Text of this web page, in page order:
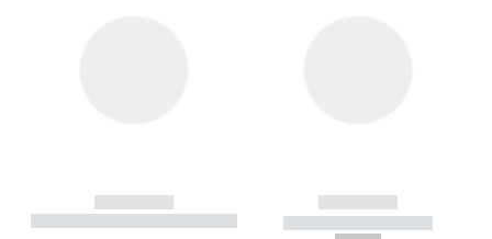
------------
----------- ----------- --------
------------
----------- -----------